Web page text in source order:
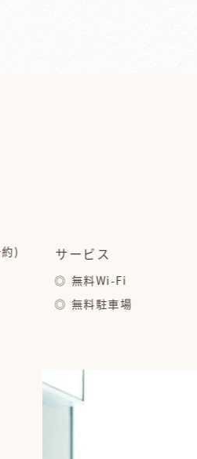
)
サービス
無料Wi-Fi
無料駐車場